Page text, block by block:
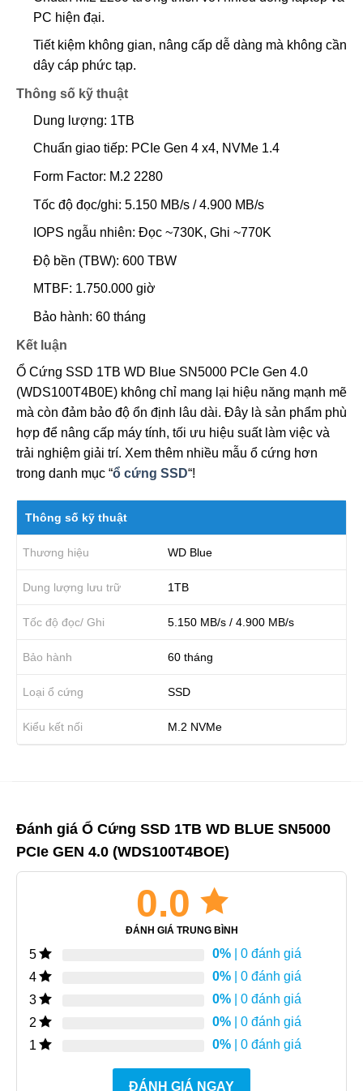
PC hiện đại.
Tiết kiệm không gian, nâng cấp dễ dàng mà không cần
dây cáp phức tạp.
Thông số kỹ thuật
Dung lượng: 1TB
Chuẩn giao tiếp: PCIe Gen 4 x4, NVMe 1.4
Form Factor: M.2 2280
Tốc độ đọc/ghi: 5.150 MB/s / 4.900 MB/s
IOPS ngẫu nhiên: Đọc ~730K, Ghi ~770K
Độ bền (TBW): 600 TBW
MTBF: 1.750.000 giờ
Bảo hành: 60 tháng
Kết luận
Ổ Cứng SSD 1TB WD Blue SN5000 PCIe Gen 4.0
(WDS100T4B0E) không chỉ mang lại hiệu năng mạnh mẽ
mà còn đảm bảo độ ổn định lâu dài. Đây là sản phẩm phù
hợp để nâng cấp máy tính, tối ưu hiệu suất làm việc và
trải nghiệm giải trí. Xem thêm nhiều mẫu ổ cứng hơn
trong danh mục “ổ cứng SSD“!
Thông số kỹ thuật
Thương hiệu WD Blue
Dung lượng lưu trữ 1TB
Tốc độ đọc/ Ghi 5.150 MB/s / 4.900 MB/s
Bảo hành 60 tháng
Loại ổ cứng SSD
Kiểu kết nối M.2 NVMe
Đánh giá Ổ Cứng SSD 1TB WD BLUE SN5000
PCIe GEN 4.0 (WDS100T4BOE)
0.0
ĐÁNH GIÁ TRUNG BÌNH
5 0% | 0 đánh giá
4
0% | 0 đánh giá
3
0% | 0 đánh giá
2
0% | 0 đánh giá
1
0% | 0 đánh giá
ĐÁNH GIÁ NGAY